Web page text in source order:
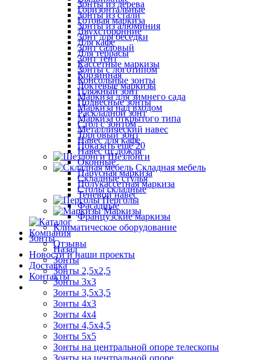
Зонты из дерева
Зонты из стали
Зонты из алюминия
Зонт для беседки
Зонт садовый
Зонт тент
Зонты с логотипом
Консольные зонты
Пляжный зонт
Подвесные зонты
Раскладной зонт
Стол с зонтом
Торговый зонт
Показать ещё 20
Шезлонги
Складная мебель
Складные стулья
Столы складные
Перголы
Маркизы
Компания
Отзывы
Новости и наши проекты
Доставка
Контакты
Горизонтальные
Готовая маркиза
Двухсторонние
Для кафе
Для террасы
Кассетные маркизы
Корзинная
Локтевые маркизы
Маркиза для зимнего сада
Маркиза над входом
Маркиза открытого типа
Металлический навес
Навес для кафе
Навес от дождя
Оконные
Парусная маркиза
Полукассетная маркиза
Теневой навес
Фасадные
Французские маркизы
Климатическое оборудование
Зонты
Назад
Зонты
Зонты 2,5х2,5
Зонты 3х3
Зонты 3,5х3,5
Зонты 4х3
Зонты 4х4
Зонты 4,5х4,5
Зонты 5х5
Зонты на центральной опоре телескопы
Зонты на центральной опоре